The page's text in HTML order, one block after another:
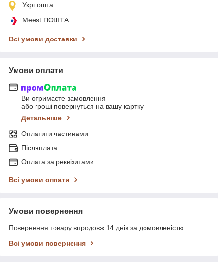
Укрпошта
Meest ПОШТА
Всі умови доставки
Умови оплати
Ви отримаєте замовлення
або гроші повернуться на вашу картку
Детальніше
Оплатити частинами
Післяплата
Оплата за реквізитами
Всі умови оплати
Умови повернення
Повернення товару впродовж 14 днів за домовленістю
Всі умови повернення